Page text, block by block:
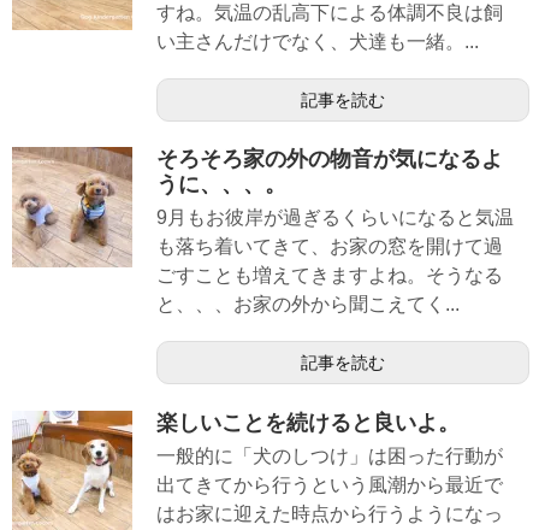
すね。気温の乱高下による体調不良は飼
い主さんだけでなく、犬達も一緒。...
記事を読む
そろそろ家の外の物音が気になるよ
うに、、、。
9月もお彼岸が過ぎるくらいになると気温
も落ち着いてきて、お家の窓を開けて過
ごすことも増えてきますよね。そうなる
と、、、お家の外から聞こえてく...
記事を読む
楽しいことを続けると良いよ。
一般的に「犬のしつけ」は困った行動が
出てきてから行うという風潮から最近で
はお家に迎えた時点から行うようになっ